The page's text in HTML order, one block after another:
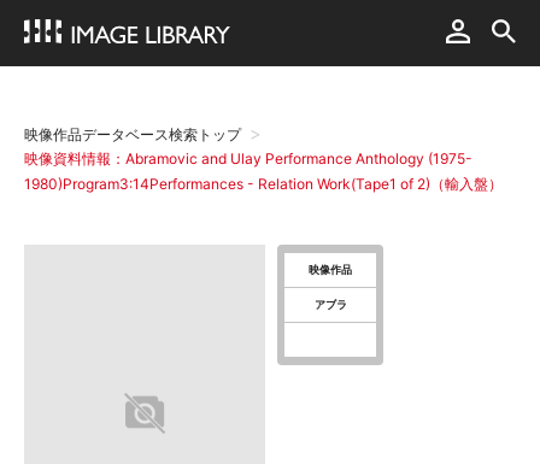
映像作品データベース検索トップ
映像資料情報：Abramovic and Ulay Performance Anthology (1975-
1980)Program3:14Performances - Relation Work(Tape1 of 2)（輸入盤）
映像作品
アブラ